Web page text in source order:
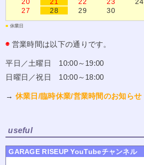
20
21 22 23 24
27
28 29 30
■ 休業日
◉ 営業時間は以下の通りです。
平日／土曜日 10:00～19:00
日曜日／祝日 10:00～18:00
→ 休業日/臨時休業/営業時間のお知らせ
useful
GARAGE RISEUP YouTubeチャンネル